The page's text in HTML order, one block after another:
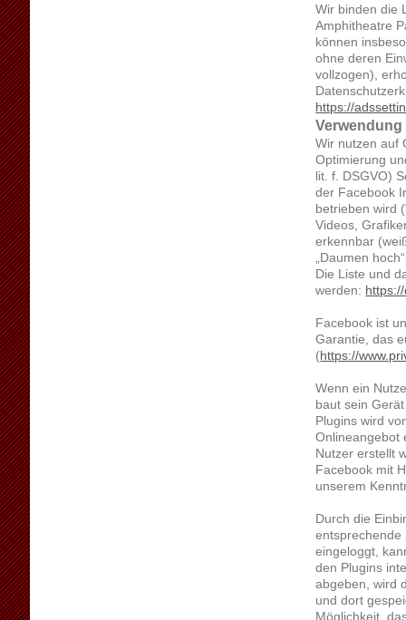
Wir binden die
Amphitheatre
können
ohne deren
vollzogen),
https://
Wir nutzen auf
Optimierung
lit. f. DSGVO)
der Facebook
betrieben wird
Videos,
erkennbar
„Daumen
Die Liste und
werden:
Facebook ist
Garantie, das
(https://
Wenn ein
baut sein
Plugins wird
Onlineangebot
Nutzer erstellt
Facebook mit
unserem
Durch die
entsprechende
eingeloggt,
den Plugins
abgeben, wird
und dort
Möglichkeit,